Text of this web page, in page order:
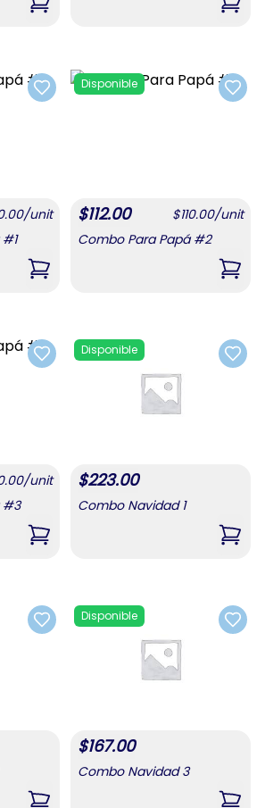
,Combo De Confituras 1 ,
Add to favorites
/unit
,Combo Para Papá #1
Add
Disponible
$112.00 $110.00/unit
Combo Para Papá #2
,
Add to favorites
/unit
#3
,Combo Para Papá #3
Add
Disponible
$223.00
Combo Navidad 1
,
Add to favorites Add
Disponible
$167.00
Combo Navidad 3